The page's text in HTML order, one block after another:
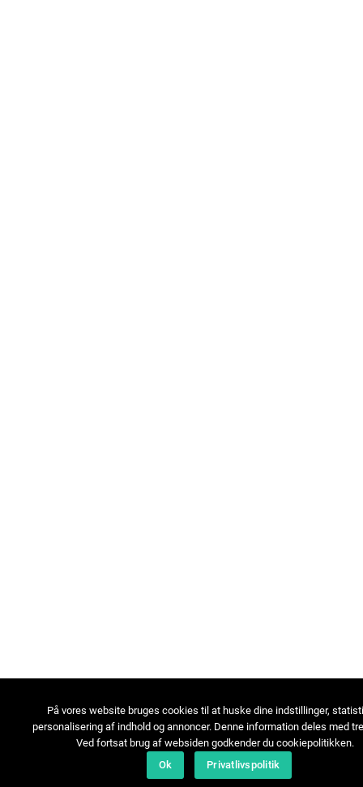
På vores website bruges cookies til at huske dine indstillinger,
personalisering af indhold og annoncer. Denne information deles med
Ved fortsat brug af websiden godkender du cookiepolitikken.
Ok
Privatlivspolitik